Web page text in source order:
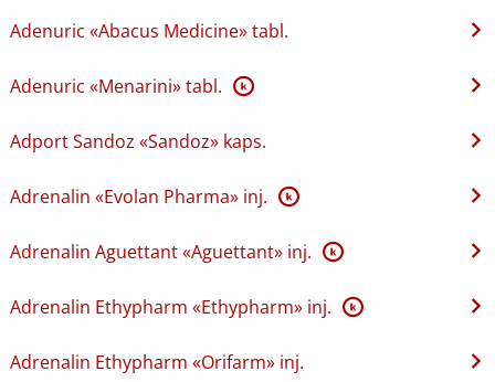
Adenuric «Abacus Medicine» tabl.
Adenuric «Menarini» tabl. K
Adport Sandoz «Sandoz» kaps.
Adrenalin «Evolan Pharma» inj. K
Adrenalin Aguettant «Aguettant» inj. K
Adrenalin Ethypharm «Ethypharm» inj. K
Adrenalin Ethypharm «Orifarm» inj.